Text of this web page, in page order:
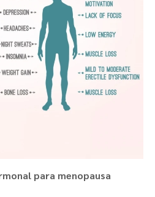
para menopausa